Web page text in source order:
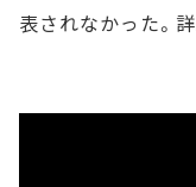
表されなかった。